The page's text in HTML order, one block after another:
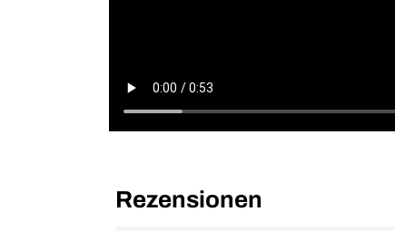
Rezensionen